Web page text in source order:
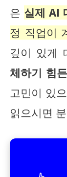
은 실제 AI
정 직업이
깊이 있게
체하기 힘
고민이 있
읽으시면